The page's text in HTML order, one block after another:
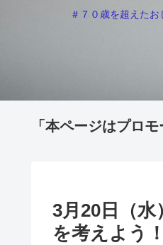
＃７０歳を超えた
「本ページはプロ
3月20日（
を考え